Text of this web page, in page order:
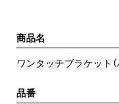
商品名
ワンタッチブラケット
品番